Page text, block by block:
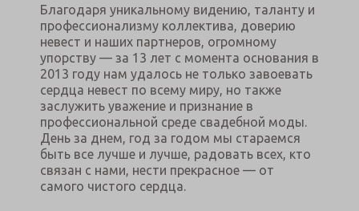
Благодаря уникальному видению, таланту и
профессионализму коллектива, доверию
невест и наших партнеров, огромному
упорству — за 13 лет с момента основания в
2013 году нам удалось не только завоевать
сердца невест по всему миру, но также
заслужить уважение и признание в
профессиональной среде свадебной моды.
День за днем, год за годом мы стараемся
быть все лучше и лучше, радовать всех, кто
связан с нами, нести прекрасное — от
самого чистого сердца.